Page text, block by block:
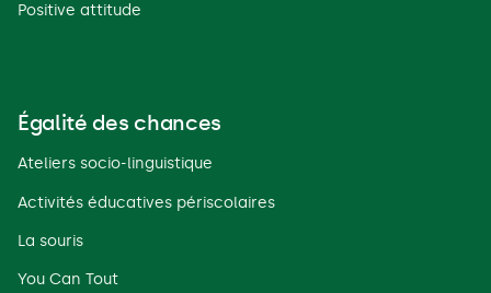
Positive attitude
Égalité des chances
Ateliers socio-linguistique
Activités éducatives périscolaires
La souris
You Can Tout